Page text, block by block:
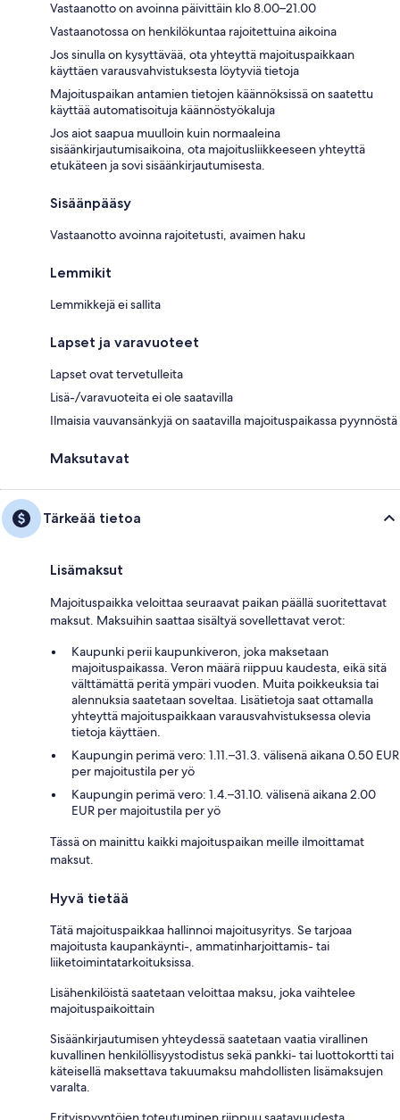
Vastaanotto on avoinna päivittäin klo 8.00–21.00
Vastaanotossa on henkilökuntaa rajoitettuina aikoina
Jos sinulla on kysyttävää, ota yhteyttä majoituspaikkaan
käyttäen varausvahvistuksesta löytyviä tietoja
Majoituspaikan antamien tietojen käännöksissä on saatettu
käyttää automatisoituja käännöstyökaluja
Jos aiot saapua muulloin kuin normaaleina
sisäänkirjautumisaikoina, ota majoitusliikkeeseen yhteyttä
etukäteen ja sovi sisäänkirjautumisesta.
Sisäänpääsy
Vastaanotto avoinna rajoitetusti, avaimen haku
Lemmikit
Lemmikkejä ei sallita
Lapset ja varavuoteet
Lapset ovat tervetulleita
Lisä-/varavuoteita ei ole saatavilla
Ilmaisia vauvansänkyjä on saatavilla majoituspaikassa pyynnöstä
Maksutavat
Tärkeää tietoa
Lisämaksut
Majoituspaikka veloittaa seuraavat paikan päällä suoritettavat
maksut. Maksuihin saattaa sisältyä sovellettavat verot:
Kaupunki perii kaupunkiveron, joka maksetaan
majoituspaikassa. Veron määrä riippuu kaudesta, eikä sitä
välttämättä peritä ympäri vuoden. Muita poikkeuksia tai
alennuksia saatetaan soveltaa. Lisätietoja saat ottamalla
yhteyttä majoituspaikkaan varausvahvistuksessa olevia
tietoja käyttäen.
Kaupungin perimä vero: 1.11.–31.3. välisenä aikana 0.50 EUR
per majoitustila per yö
Kaupungin perimä vero: 1.4.–31.10. välisenä aikana 2.00
EUR per majoitustila per yö
Tässä on mainittu kaikki majoituspaikan meille ilmoittamat
maksut.
Hyvä tietää
Tätä majoituspaikkaa hallinnoi majoitusyritys. Se tarjoaa
majoitusta kaupankäynti-, ammatinharjoittamis- tai
liiketoimintatarkoituksissa.
Lisähenkilöistä saatetaan veloittaa maksu, joka vaihtelee
majoituspaikoittain
Sisäänkirjautumisen yhteydessä saatetaan vaatia virallinen
kuvallinen henkilöllisyystodistus sekä pankki- tai luottokortti tai
käteisellä maksettava takuumaksu mahdollisten lisämaksujen
varalta.